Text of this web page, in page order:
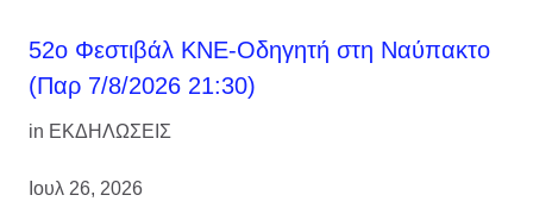
52ο Φεστιβάλ ΚΝΕ-Οδηγητή στη Ναύπακτο
(Παρ 7/8/2026 21:30)
in ΕΚΔΗΛΩΣΕΙΣ
Ιουλ 26, 2026